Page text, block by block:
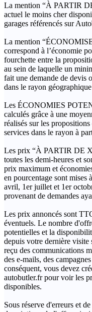
La mention “À PARTIR
actuel le moins cher
garages référencés sur
La mention
correspond à l’économie
fourchette entre la
au sein de laquelle un
fait une demande de devis
dans le rayon
Les ÉCONOMIES
calculés grâce à une
réalisés sur les
services dans le rayon à
Les prix “À PARTIR DE
toutes les demi-heures et
prix maximum et
en pourcentage sont mises
avril, 1er juillet et 1er
provenant de demandes
Les prix annoncés sont
éventuels. Le nombre
potentielles et la
depuis votre dernière
reçu des communications
des e-mails, des
conséquent, vous devez
autobutler.fr pour voir les
disponibles.
Sous réserve d'erreurs et